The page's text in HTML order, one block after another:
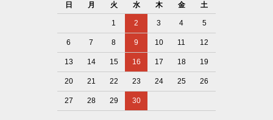
日
月 火 水 木 金 土
1 2 3 4 5
6 7 8 9 10 11 12
13 14 15 16 17 18 19
20 21 22 23 24 25 26
27 28 29 30